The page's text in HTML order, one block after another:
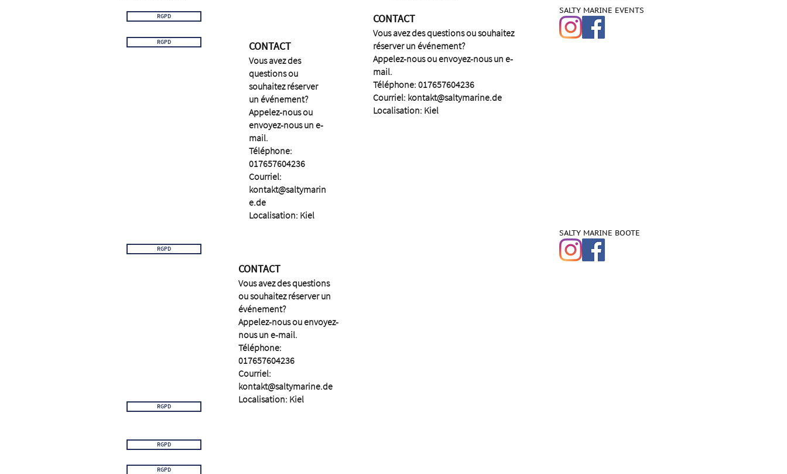
RGPD
RGPD CONTACT
Vous avez des
questions ou
souhaitez réserver
un événement?
Appelez-nous ou
envoyez-nous un e-
mail.
Téléphone:
017657604236
Courriel:
kontakt@saltymarin
e.de
Localisation: Kiel
CONTACT
Vous avez des questions ou souhaitez
réserver un événement?
Appelez-nous ou envoyez-nous un e-
mail.
Téléphone: 017657604236
Courriel: kontakt@saltymarine.de
Localisation: Kiel
SALTY MARINE EVENTS
SALTY MARINE BOOTE
RGPD
RGPD
CONTACT
Vous avez des questions
ou souhaitez réserver un
événement?
Appelez-nous ou envoyez-
nous un e-mail.
Téléphone:
017657604236
Courriel:
kontakt@saltymarine.de
Localisation: Kiel
RGPD
RGPD